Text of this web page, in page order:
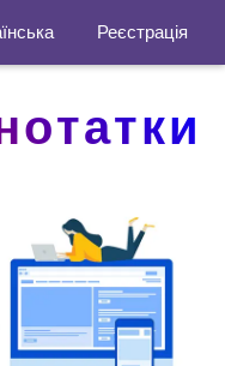
Реєстрація